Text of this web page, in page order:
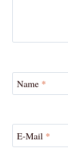
Name *
E-Mail *